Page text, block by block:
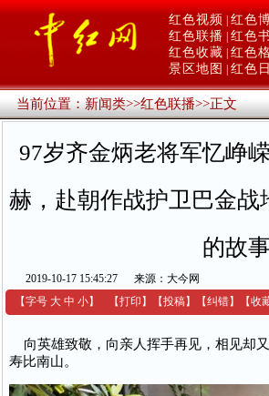
红色视频 红色
红色联播 红色
红色收藏 红色
景区地图
红色
当前位置：新闻类>>红色联播>>正文
97岁齐金炳老将军忆峥
赫，赴朝作战护卫巴金
的故
2019-10-17 15:45:27 来源：大今网
【字号 大 中 小】 【打印 】 【投稿】 【纠错】 【收
向英雄致敬，向亲人挥手再见，相见却
寿比南山。